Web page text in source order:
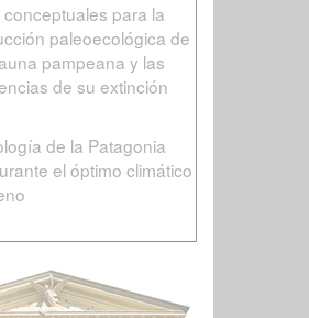
para la
paleoecológica de
pampeana y las
de su extinción
de la Patagonia
el óptimo climático